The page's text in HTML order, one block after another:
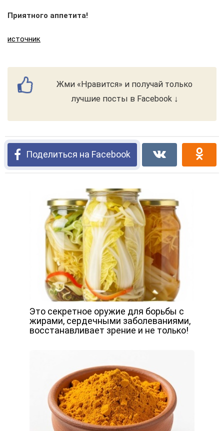
Приятного аппетита!
источник
Жми «Нравится» и получай только
лучшие посты в Facebook ↓
Поделиться на Facebook
Это секретное оружие для борьбы с
жирами, сердечными заболеваниями,
восстанавливает зрение и не только!